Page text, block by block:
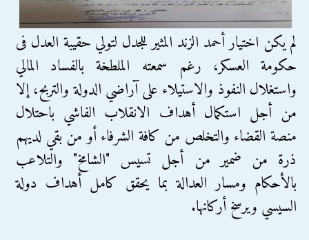
لم يكن اختيار أحمد الزند المثير للجدل لتولي حقيبة العدل فى
حكومة العسكر، رغم سمعته الملطخة بالفساد المالي
واستغلال النفوذ والاستيلاء على آراضي الدولة والتربح، إلا
من أجل استكمال أهداف الانقلاب الفاشي باحتلال
منصة القضاء والتخلص من كافة الشرفاء أو من بقي لديهم
ذرة من ضمير من أجل تسيس "الشامخ" والتلاعب
بالأحكام ومسار العدالة بما يحقق كامل أهداف دولة
السيسي ويرسخ أركانها.